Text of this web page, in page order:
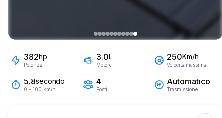
382hp
Potenza
3.0L
Motore
250Km/h
Velocità massima
5.8secondo
0 - 100 km/h
4
Posti
Automatico
Trasmissione